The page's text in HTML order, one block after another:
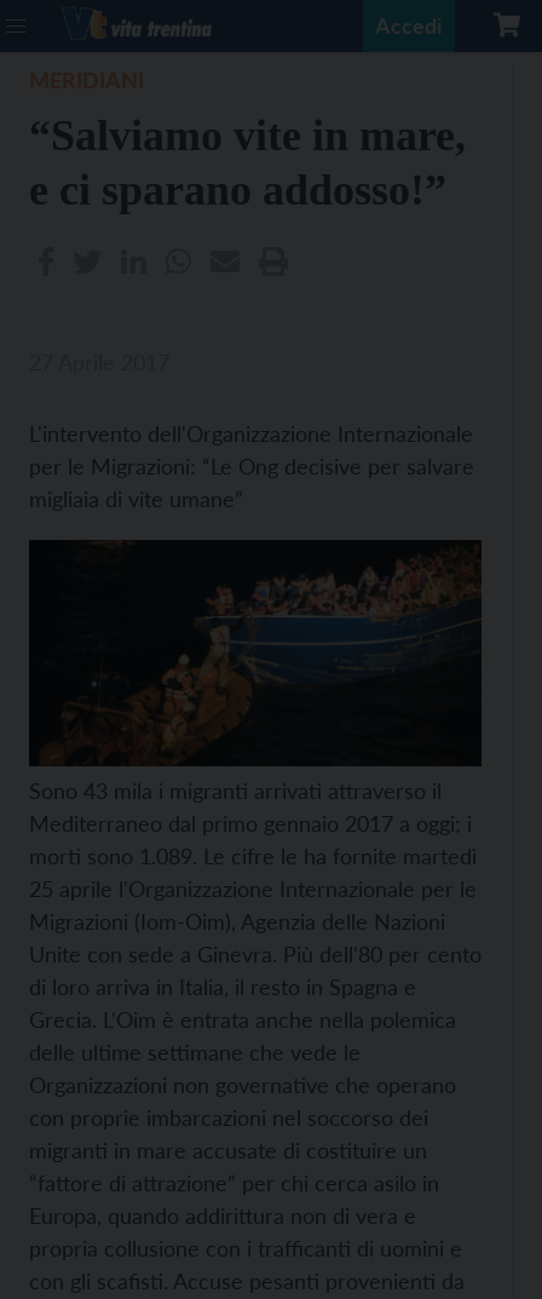
Accedi
“Salviamo vite in mare,
e ci sparano addosso!”
L'intervento dell'Organizzazione Internazionale
per le Migrazioni: “Le Ong decisive per salvare
migliaia di vite umane”
Sono 43 mila i migranti arrivati attraverso il
Mediterraneo dal primo gennaio 2017 a oggi; i
morti sono 1.089. Le cifre le ha fornite martedì
25 aprile l'Organizzazione Internazionale per le
Migrazioni (Iom-Oim), Agenzia delle Nazioni
Unite con sede a Ginevra. Più dell'80 per cento
di loro arriva in Italia, il resto in Spagna e
Grecia. L'Oim è entrata anche nella polemica
delle ultime settimane che vede le
Organizzazioni non governative che operano
con proprie imbarcazioni nel soccorso dei
migranti in mare accusate di costituire un
“fattore di attrazione” per chi cerca asilo in
Europa, quando addirittura non di vera e
propria collusione con i trafficanti di uomini e
con gli scafisti. Accuse pesanti provenienti da